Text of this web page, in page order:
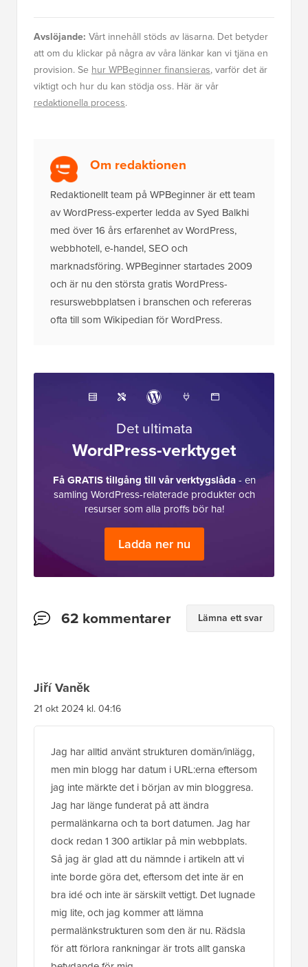
Avslöjande: Vårt innehåll stöds av läsarna. Det betyder
att om du klickar på några av våra länkar kan vi tjäna en
provision. Se hur WPBeginner finansieras, varför det är
viktigt och hur du kan stödja oss. Här är vår
redaktionella process.
Om redaktionen
Redaktionellt team på WPBeginner är ett team
av WordPress-experter ledda av Syed Balkhi
med över 16 års erfarenhet av WordPress,
webbhotell, e-handel, SEO och
marknadsföring. WPBeginner startades 2009
och är nu den största gratis WordPress-
resurswebbplatsen i branschen och refereras
ofta till som Wikipedian för WordPress.
Det ultimata
WordPress-verktyget
Få GRATIS tillgång till vår verktygslåda- en
samling WordPress-relaterade produkter och
resurser som alla proffs bör ha!
Ladda ner nu
Läsarnas62 kommentarer Lämna ett svar
Jiří Vaněk
21 okt 2024 kl. 04:16
Jag har alltid använt strukturen domän/inlägg,
men min blogg har datum i URL:erna eftersom
jag inte märkte det i början av min bloggresa.
Jag har länge funderat på att ändra
permalänkarna och ta bort datumen. Jag har
dock redan 1 300 artiklar på min webbplats.
Så jag är glad att du nämnde i artikeln att vi
inte borde göra det, eftersom det inte är en
bra idé och inte är särskilt vettigt. Det lugnade
mig lite, och jag kommer att lämna
permalänkstrukturen som den är nu. Rädsla
för att förlora rankningar är trots allt ganska